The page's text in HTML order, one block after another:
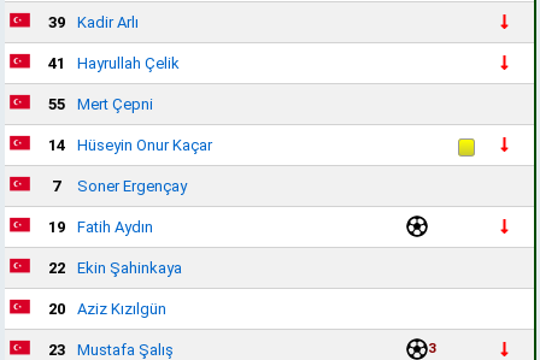
39 Kadir Arlı
41 Hayrullah Çelik
55 Mert Çepni
14 Hüseyin Onur Kaçar
7 Soner Ergençay
19 Fatih Aydın
22 Ekin Şahinkaya
20 Aziz Kızılgün
23 Mustafa Şalış 3